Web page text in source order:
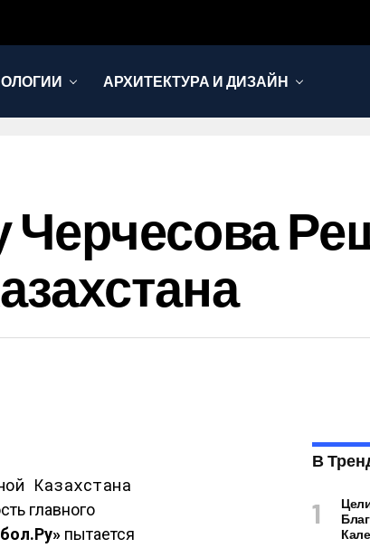
АРХИТЕКТУРА И ДИЗАЙН
Черчесова
главного
пытается
В